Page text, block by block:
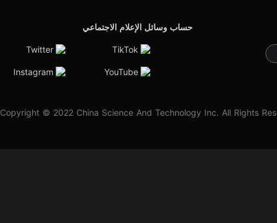
حساب وسائل الإعلام الاجتماعي
TikTok
Twitter
YouTube
Instagram
Copyright © 2022 China Science And Technology Inc. All Rights